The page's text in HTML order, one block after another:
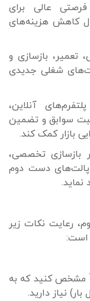
فرصتی عالی برای
کاهش هزینه‌های
تعمیر، بازسازی و
شغلی جدیدی
آنلاین،
سوابق و تضمین
بازار کمک کند.
بازسازی تخصصی،
پالت‌های دست دوم
رعایت نکات زیر
است:
مشخص کنید که به
نیاز دارید.